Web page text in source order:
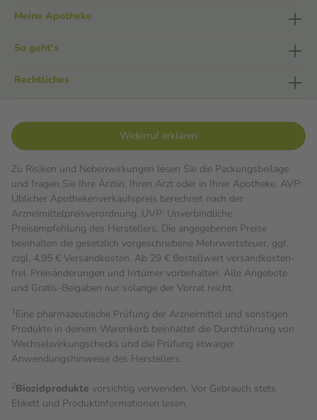
Meine Apotheke
So geht's
Rechtliches
Widerruf erklären
Zu Risiken und Nebenwirkungen lesen Sie die Packungsbeilage
und fragen Sie Ihre Ärztin, Ihren Arzt oder in Ihrer Apotheke. AVP:
Üblicher Apothekenverkaufspreis berechnet nach der
Arzneimittelpreisverordnung. UVP: Unverbindliche
Preisempfehlung des Herstellers. Die angegebenen Preise
beinhalten die gesetzlich vorgeschriebene Mehrwertsteuer, ggf.
zzgl. 4,95 € Versandkosten. Ab 29 € Bestell­wert versand­kosten­
frei. Preisänderungen und Irrtümer vorbehalten. Alle Angebote
und Gratis-Beigaben nur solange der Vorrat reicht.
1Eine pharmazeutische Prüfung der Arzneimittel und sonstigen
Produkte in deinem Warenkorb beinhaltet die Durchführung von
Wechselwirkungschecks und die Prüfung etwaiger
Anwendungshinweise des Herstellers.
2Biozidprodukte vorsichtig verwenden. Vor Gebrauch stets
Etikett und Produktinformationen lesen.